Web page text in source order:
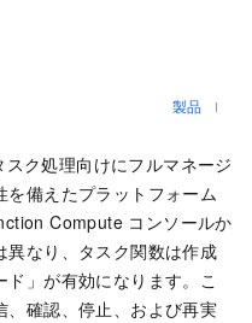
製品
スク処理向けにフルマネージ
を備えたプラットフォーム
Compute コンソールか
異なり、タスク関数は作成
」が有効になります。こ
確認、停止、および再実